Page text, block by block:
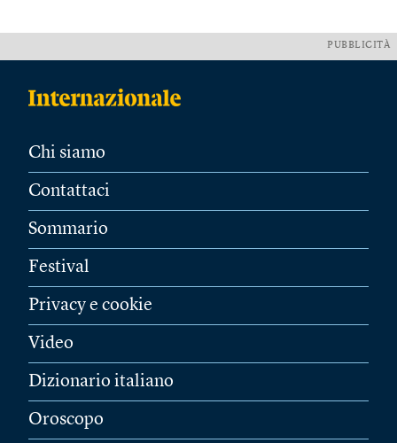
PUBBLICITÀ
Chi siamo
Contattaci
Sommario
Festival
Privacy e cookie
Video
Dizionario italiano
Oroscopo